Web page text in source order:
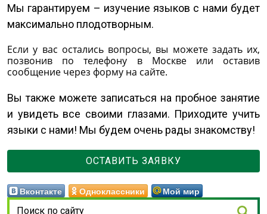
Мы гарантируем – изучение языков с нами будет
максимально плодотворным.
Если у вас остались вопросы, вы можете задать их,
позвонив по телефону в Москве или оставив
сообщение через форму на сайте.
Вы также можете записаться на пробное занятие
и увидеть все своими глазами. Приходите учить
языки с нами! Мы будем очень рады знакомству!
ОСТАВИТЬ ЗАЯВКУ
Вконтакте Одноклассники Мой мир